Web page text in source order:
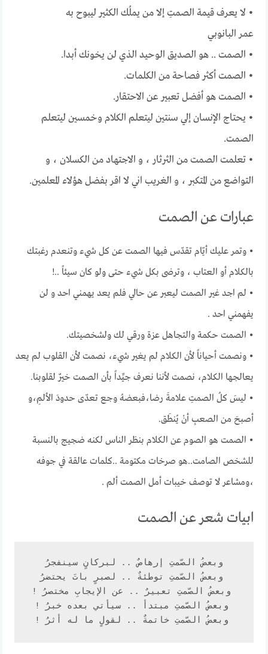
• لا يعرف قيمة الصمتِ إلا من يملُك الكثير ليبوح به
عمر البانوبي
• الصمت .. هو الصديق الوحيد الذي لن يخونك أبدا.
• الصمت أكثر فصاحة من الكلمات.
• الصمت هو أفضل تعبير عن الاحتقار.
• يحتاج الإنسان إلي سنتين ليتعلم الكلام وخمسين ليتعلم
الصمت.
• تعلمت الصمت من الثرثار ، و الاجتهاد من الكسلان ، و
التواضع من المتكبر ، و الغريب اني لا اقر بفضل هؤلاء المعلمين.
عبارات عن الصمت
• وتمر عليك أيّام تقدّس فيها الصمت عن كل شيء وتنعدم رغبتك
بالكلام أو العتاب ، وترضى بكل شيء حتى ولو كان سيئاً ..!
• لم اجد غير الصمت ليعبر عن حالي فلم يعد يهمني احد و لن
يفهمني احد .
• الصمت حكمة والتجاهل عزة ورقي لك ولشخصيتك.
• ‏ونصمت أحياناً لأن الكلام لم يغير شيء، نصمت لأن القلوب لم يعد
يعالجها الكلام، نصمت لأننا نعرف جيِّداً بأن الصمت خيرٌ لقلوبنا.
• ليسَ كلُ الصمتِ علامةَ رضا،فبعضهُ وجع تعدّى حدودَ الألمِ،و
أصبحَ من الصعبِ أنْ يُنطَق.
• الصمت هو الصوم عن الكلام بنظر الناس لكنه ضجيج بالنسبة
للشخص الصامت..هو صرخات مكتومة ..كلمات عالقة في جوفه
،ومشاعر لا توصف خيبات أمل الصمت ألم .
ابيات شعر عن الصمت
وبعضُ الصّمتِ إرهاصٌ .. لبركانٍ سينفجرُ